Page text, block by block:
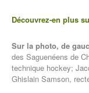
Découvrez-en plus
Sur la photo, de
des Saguenéens de
technique hockey;
Ghislain Samson,